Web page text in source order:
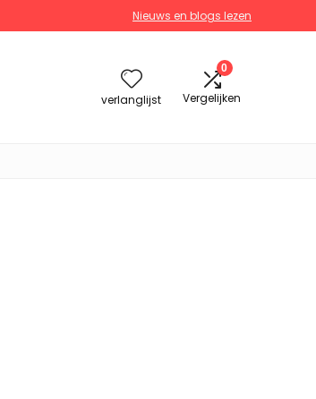
Nieuws en blogs lezen
verlanglijst
0
Vergelijken